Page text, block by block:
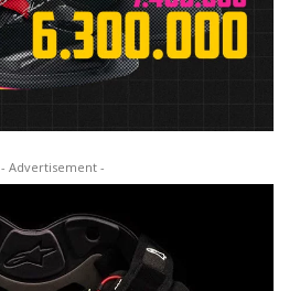
- Advertisement -